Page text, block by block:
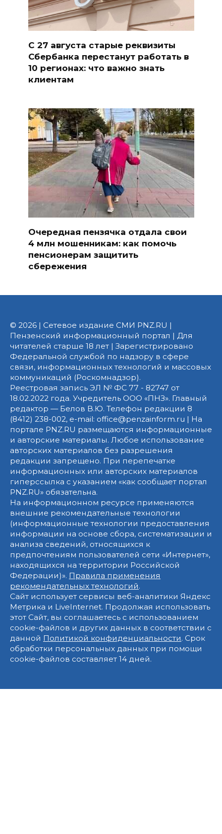
С 27 августа старые реквизиты
Сбербанка перестанут работать в
10 регионах: что важно знать
клиентам
Очередная пензячка отдала свои
4 млн мошенникам: как помочь
пенсионерам защитить
сбережения
© 2026 | Сетевое издание СМИ PNZ.RU |
Пензенский информационный портал | Для
читателей старше 18 лет | Зарегистрировано
Федеральной службой по надзору в сфере
связи, информационных технологий и массовых
коммуникаций (Роскомнадзор).
Реестровая запись ЭЛ № ФС 77 - 82747 от
18.02.2022 года. Учредитель ООО «ПНЗ». Главный
редактор — Белов В.Ю. Телефон редакции 8
(8412) 238-002, e-mail: office@penzainform.ru | На
портале PNZ.RU размещаются информационные
и авторские материалы. Любое использование
авторских материалов без разрешения
редакции запрещено. При перепечатке
информационных или авторских материалов
гиперссылка с указанием «как сообщает портал
PNZ.RU» обязательна.
На информационном ресурсе применяются
внешние рекомендательные технологии
(информационные технологии предоставления
информации на основе сбора, систематизации и
анализа сведений, относящихся к
предпочтениям пользователей сети «Интернет»,
находящихся на территории Российской
Федерации)». Правила применения
рекомендательных технологий.
Сайт использует сервисы веб-аналитики Яндекс
Метрика и LiveInternet. Продолжая использовать
этот Сайт, вы соглашаетесь с использованием
cookie-файлов и других данных в соответствии с
данной Политикой конфиденциальности. Срок
обработки персональных данных при помощи
cookie-файлов составляет 14 дней.